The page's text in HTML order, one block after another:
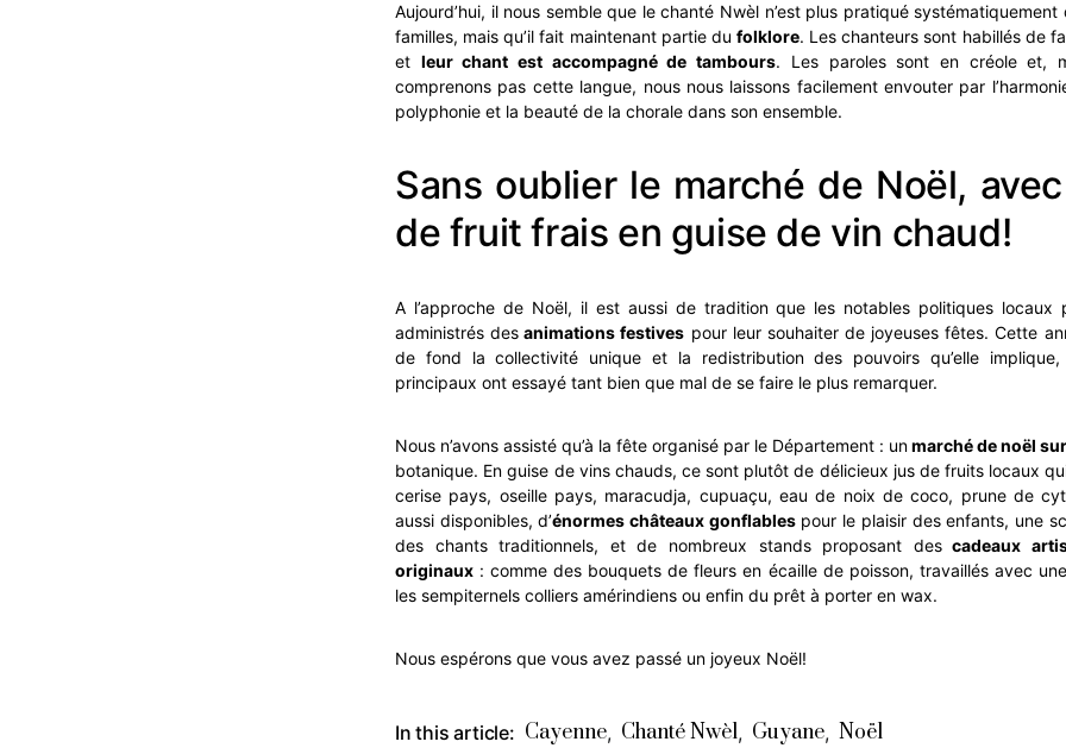
Aujourd’hui, il nous semble que le chanté Nwèl n’est plus pratiqué systématiquement
familles, mais qu’il fait maintenant partie du folklore. Les chanteurs sont habillés de
et leur chant est accompagné de tambours. Les paroles sont en créole et,
comprenons pas cette langue, nous nous laissons facilement envouter par
polyphonie et la beauté de la chorale dans son ensemble.
Sans oublier le marché de Noël,
de fruit frais en guise de vin chaud!
A l’approche de Noël, il est aussi de tradition que les notables politiques locaux
administrés des animations festives pour leur souhaiter de joyeuses fêtes. Cette
de fond la collectivité unique et la redistribution des pouvoirs qu’elle
principaux ont essayé tant bien que mal de se faire le plus remarquer.
Nous n’avons assisté qu’à la fête organisé par le Département : unmarché de noël
botanique. En guise de vins chauds, ce sont plutôt de délicieux jus de fruits locaux
cerise pays, oseille pays, maracudja, cupuaçu, eau de noix de coco, prune de
aussi disponibles, d’énormes châteaux gonflablespour le plaisir des enfants, une
des chants traditionnels, et de nombreux stands proposant descadeaux
originaux : comme des bouquets de fleurs en écaille de poisson, travaillés avec
les sempiternels colliers amérindiens ou enfin du prêt à porter en wax.
Nous espérons que vous avez passé un joyeux Noël!
In this article: Cayenne, Chanté Nwèl, Guyane, Noël